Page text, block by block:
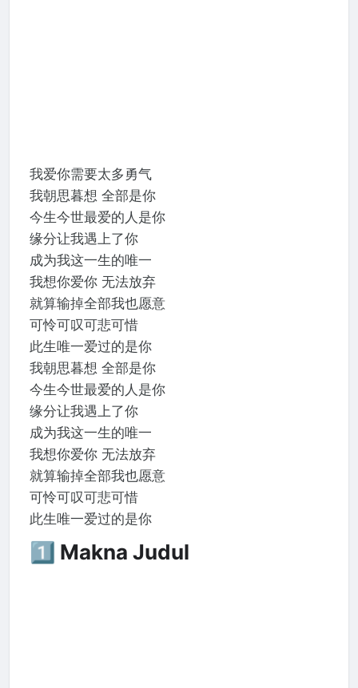
我爱你需要太多勇气
我朝思暮想 全部是你
今生今世最爱的人是你
缘分让我遇上了你
成为我这一生的唯一
我想你爱你 无法放弃
就算输掉全部我也愿意
可怜可叹可悲可惜
此生唯一爱过的是你
我朝思暮想 全部是你
今生今世最爱的人是你
缘分让我遇上了你
成为我这一生的唯一
我想你爱你 无法放弃
就算输掉全部我也愿意
可怜可叹可悲可惜
此生唯一爱过的是你
1️⃣ Makna Judul